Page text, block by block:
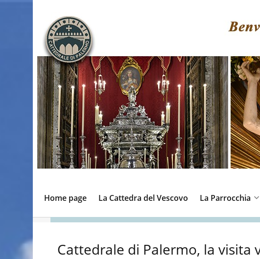
Home page La Cattedra del Vescovo La Parrocchia
Cattedrale di Palermo, la